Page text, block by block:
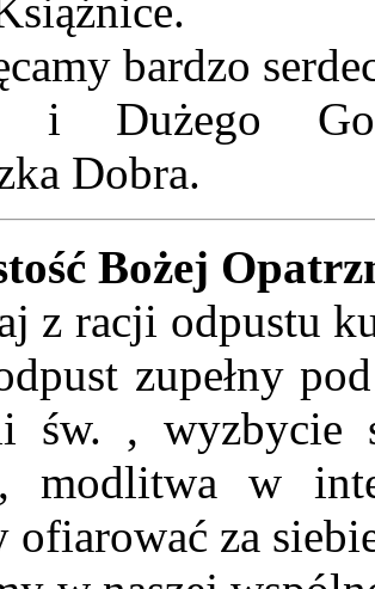
bardzo
i Dużego
Dobra.
Bożej
z racji odpustu
zupełny
św. , wyzbycie
modlitwa w
ofiarować za